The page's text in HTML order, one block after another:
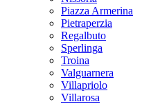
Piazza Armerina
Pietraperzia
Regalbuto
Sperlinga
Troina
Valguarnera
Villapriolo
Villarosa